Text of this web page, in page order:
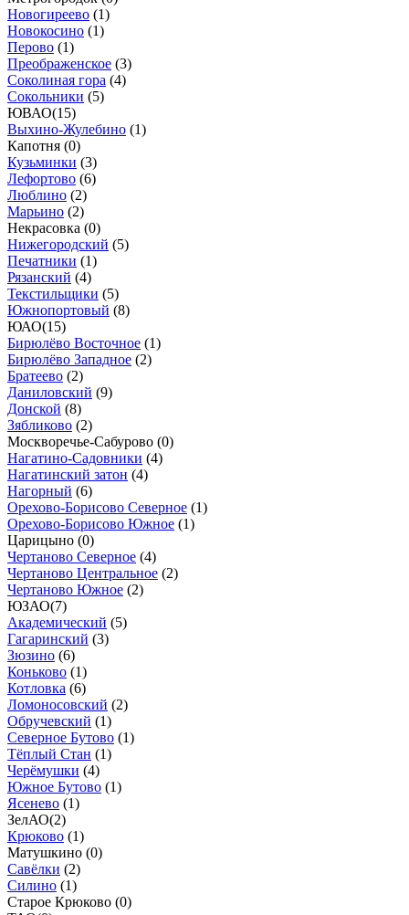
Новогиреево (1)
Новокосино (1)
Перово (1)
Преображенское (3)
Соколиная гора (4)
Сокольники (5)
ЮВАО(15)
Выхино-Жулебино (1)
Капотня (0)
Кузьминки (3)
Лефортово (6)
Люблино (2)
Марьино (2)
Некрасовка (0)
Нижегородский (5)
Печатники (1)
Рязанский (4)
Текстильщики (5)
Южнопортовый (8)
ЮАО(15)
Бирюлёво Восточное (1)
Бирюлёво Западное (2)
Братеево (2)
Даниловский (9)
Донской (8)
Зябликово (2)
Москворечье-Сабурово (0)
Нагатино-Садовники (4)
Нагатинский затон (4)
Нагорный (6)
Орехово-Борисово Северное (1)
Орехово-Борисово Южное (1)
Царицыно (0)
Чертаново Северное (4)
Чертаново Центральное (2)
Чертаново Южное (2)
ЮЗАО(7)
Академический (5)
Гагаринский (3)
Зюзино (6)
Коньково (1)
Котловка (6)
Ломоносовский (2)
Обручевский (1)
Северное Бутово (1)
Тёплый Стан (1)
Черёмушки (4)
Южное Бутово (1)
Ясенево (1)
ЗелАО(2)
Крюково (1)
Матушкино (0)
Савёлки (2)
Силино (1)
Старое Крюково (0)